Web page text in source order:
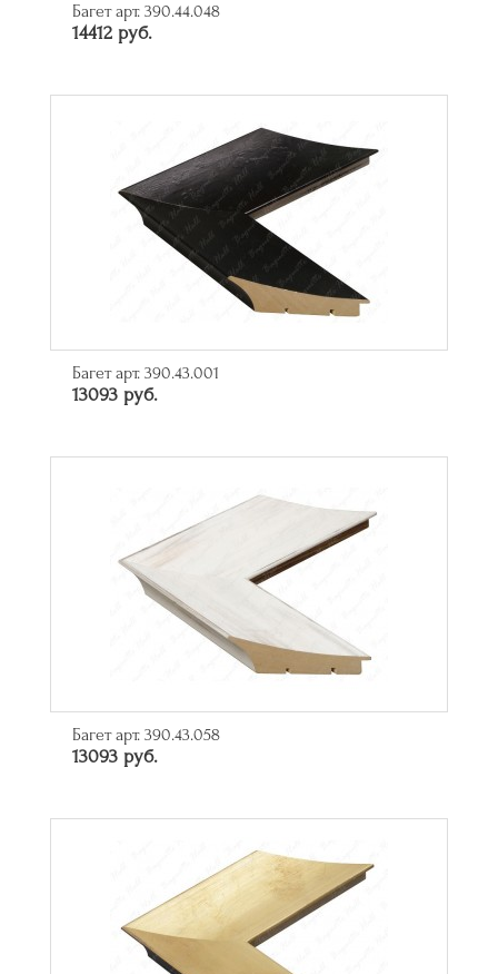
Багет арт. 390.44.048
14412 руб.
Багет арт. 390.43.001
13093 руб.
Багет арт. 390.43.058
13093 руб.